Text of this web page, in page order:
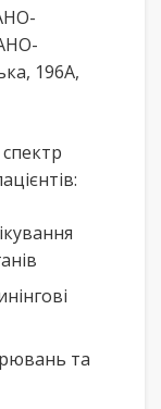
196А,
та